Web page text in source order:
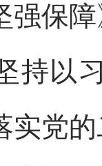
强保
持以
实党